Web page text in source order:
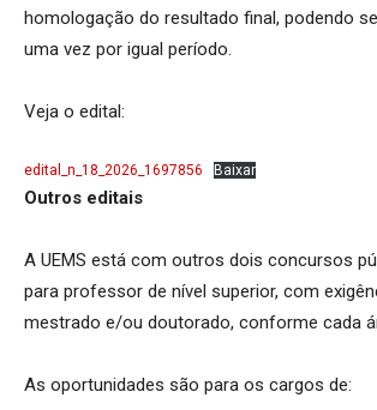
homologação do resultado final, podendo
uma vez por igual período.
Veja o edital:
edital_n_18_2026_1697856 Baixar
Outros editais
A UEMS está com outros dois concursos
para professor de nível superior, com
mestrado e/ou doutorado, conforme cada
As oportunidades são para os cargos de: